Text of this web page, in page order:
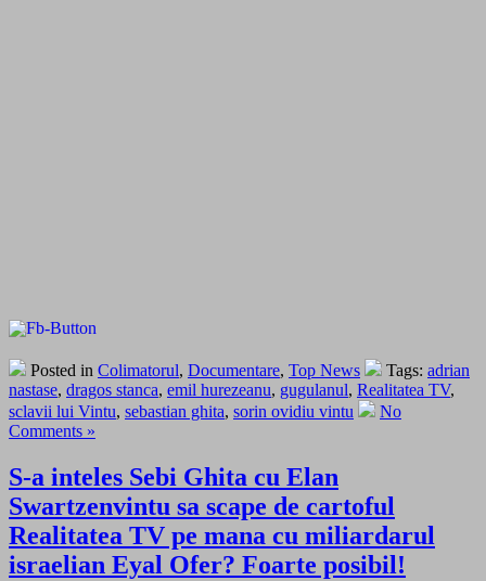
Posted in Colimatorul, Documentare, Top News Tags: adrian
nastase, dragos stanca, emil hurezeanu, gugulanul, Realitatea TV,
sclavii lui Vintu, sebastian ghita, sorin ovidiu vintu
No
Comments »
S-a inteles Sebi Ghita cu Elan
Swartzenvintu sa scape de cartoful
Realitatea TV pe mana cu miliardarul
israelian Eyal Ofer? Foarte posibil!